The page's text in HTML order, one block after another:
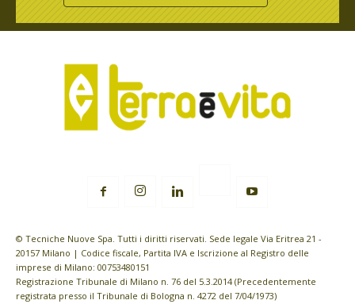
© Tecniche Nuove Spa. Tutti i diritti riservati. Sede legale Via Eritrea 21 -
20157 Milano | Codice fiscale, Partita IVA e Iscrizione al Registro delle
imprese di Milano: 00753480151
Registrazione Tribunale di Milano n. 76 del 5.3.2014 (Precedentemente
registrata presso il Tribunale di Bologna n. 4272 del 7/04/1973)